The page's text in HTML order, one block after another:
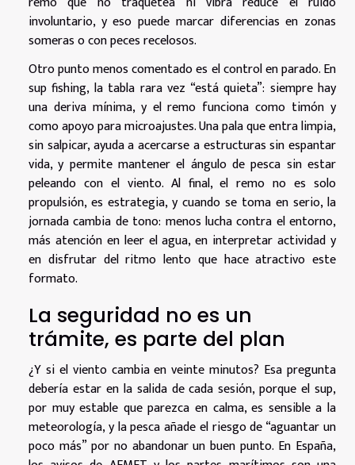
involuntario, y eso puede marcar diferencias en zonas
someras o con peces recelosos.
Otro punto menos comentado es el control en parado. En
sup fishing, la tabla rara vez “está quieta”: siempre hay
una deriva mínima, y el remo funciona como timón y
como apoyo para microajustes. Una pala que entra limpia,
sin salpicar, ayuda a acercarse a estructuras sin espantar
vida, y permite mantener el ángulo de pesca sin estar
peleando con el viento. Al final, el remo no es solo
propulsión, es estrategia, y cuando se toma en serio, la
jornada cambia de tono: menos lucha contra el entorno,
más atención en leer el agua, en interpretar actividad y
en disfrutar del ritmo lento que hace atractivo este
formato.
La seguridad no es un
trámite, es parte del plan
¿Y si el viento cambia en veinte minutos? Esa pregunta
debería estar en la salida de cada sesión, porque el sup,
por muy estable que parezca en calma, es sensible a la
meteorología, y la pesca añade el riesgo de “aguantar un
poco más” por no abandonar un buen punto. En España,